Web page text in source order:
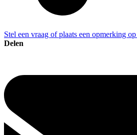
Stel een vraag of plaats een opmerking
Delen